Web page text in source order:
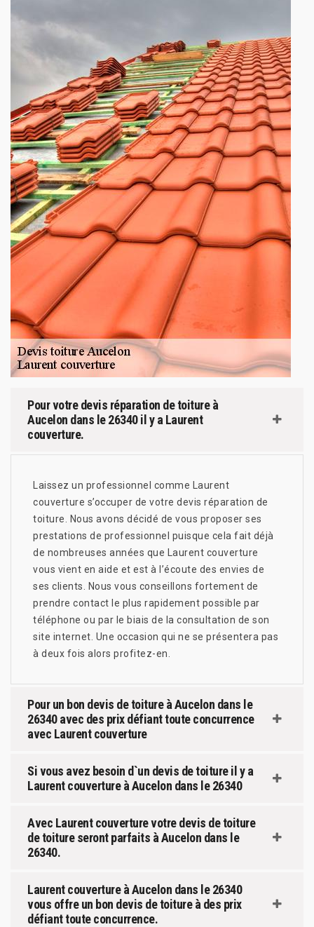
Pour votre devis réparation de toiture à
Aucelon dans le 26340 il y a Laurent
couverture.
Laissez un professionnel comme Laurent
couverture s’occuper de votre devis réparation de
toiture. Nous avons décidé de vous proposer ses
prestations de professionnel puisque cela fait déjà
de nombreuses années que Laurent couverture
vous vient en aide et est à l’écoute des envies de
ses clients. Nous vous conseillons fortement de
prendre contact le plus rapidement possible par
téléphone ou par le biais de la consultation de son
site internet. Une occasion qui ne se présentera pas
à deux fois alors profitez-en.
Pour un bon devis de toiture à Aucelon dans le
26340 avec des prix défiant toute concurrence
avec Laurent couverture
Si vous avez besoin d`un devis de toiture il y a
Laurent couverture à Aucelon dans le 26340
Avec Laurent couverture votre devis de toiture
de toiture seront parfaits à Aucelon dans le
26340.
Laurent couverture à Aucelon dans le 26340
vous offre un bon devis de toiture à des prix
défiant toute concurrence.